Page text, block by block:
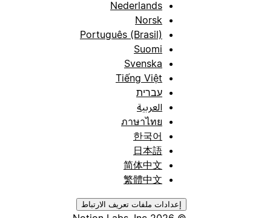
Nederlands
Norsk
Português (Brasil)
Suomi
Svenska
Tiếng Việt
עברית
العربية
ภาษาไทย
한국어
日本語
简体中文
繁體中文
إعدادات ملفات تعريف الارتباط